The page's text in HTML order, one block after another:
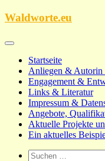
Zum
Waldworte.eu
Startseite
Anliegen & Autorin
Engagement &
Links & Literatur
Impressum &
Angebote,
Aktuelle Projekte
Ein aktuelles